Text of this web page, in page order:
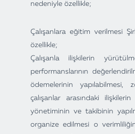
nedeniyle özellikle;
Çalışanlara eğitim verilmesi
özellikle;
Çalışanla ilişkilerin
performanslarının
ödemelerinin yapılabilmesi,
çalışanlar arasındaki
yönetiminin ve takibinin
organize edilmesi o